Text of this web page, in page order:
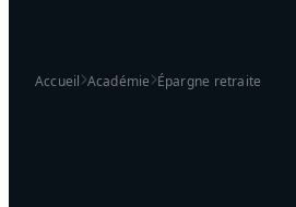
Accueil Académie Épargne retraite